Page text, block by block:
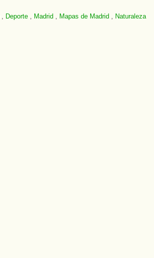
, Deporte , Madrid , Mapas de Madrid , Naturaleza